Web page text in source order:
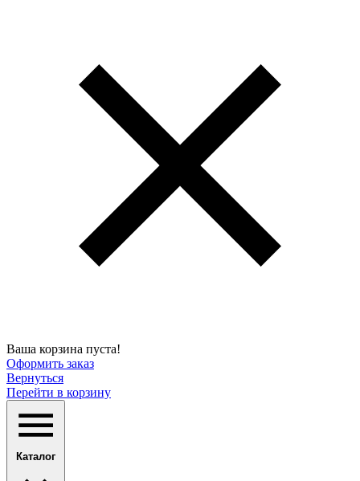
Ваша корзина пуста!
Оформить заказ
Вернуться
Перейти в корзину
Каталог